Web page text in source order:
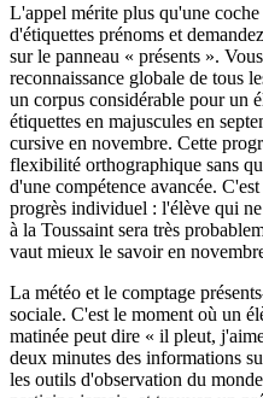
L'appel mérite plus qu'une
d'étiquettes prénoms et
sur le panneau « présents ».
reconnaissance globale de tous
un corpus considérable pour un
étiquettes en majuscules en
cursive en novembre. Cette
flexibilité orthographique sans
d'une compétence avancée.
progrès individuel : l'élève qui
à la Toussaint sera très
vaut mieux le savoir en
La météo et le comptage
sociale. C'est le moment où un
matinée peut dire « il pleut,
deux minutes des informations
les outils d'observation du